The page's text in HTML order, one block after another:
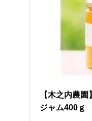
【木之内農
ジャム400ｇ